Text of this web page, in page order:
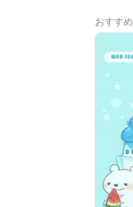
おすすめ